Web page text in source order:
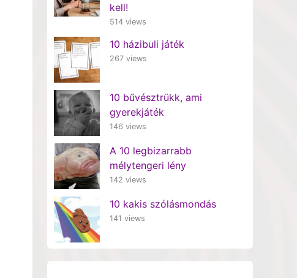
kell!
514 views
10 házibuli játék
267 views
10 bűvésztrükk, ami
gyerekjáték
146 views
A 10 legbizarrabb
mélytengeri lény
142 views
10 kakis szólásmondás
141 views